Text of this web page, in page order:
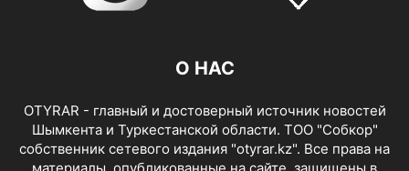
О НАС
OTYRAR - главный и достоверный источник новостей
Шымкента и Туркестанской области. ТОО "Собкор"
собственник сетевого издания "otyrar.kz". Все права на